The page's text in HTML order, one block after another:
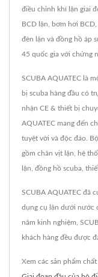
điều chỉnh khí lặn giai
BCD lặn, bơm hơi
đèn lặn và đồng hồ áp
45 quốc gia với chứng
SCUBA AQUATEC là
bị scuba hàng đầu có
nhận CE & thiết bị
AQUATEC mang đến
tuyệt vời và độc đáo.
gồm chân vịt lặn, hệ
lặn, đồng hồ scuba,
SCUBA AQUATEC đã
dụng cụ lặn dưới nước
năm kinh nghiệm,
khách hàng đều được
Xem các sản phẩm